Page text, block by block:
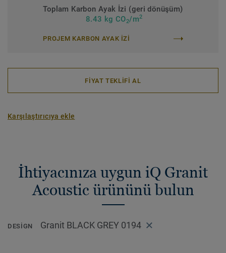
Toplam Karbon Ayak İzi (geri dönüşüm)
8.43 kg CO2/m2
PROJEM KARBON AYAK IZI
FİYAT TEKLİFİ AL
Karşılaştırıcıya ekle
İhtiyacınıza uygun iQ Granit
Acoustic ürününü bulun
DESIGN Granit BLACK GREY 0194